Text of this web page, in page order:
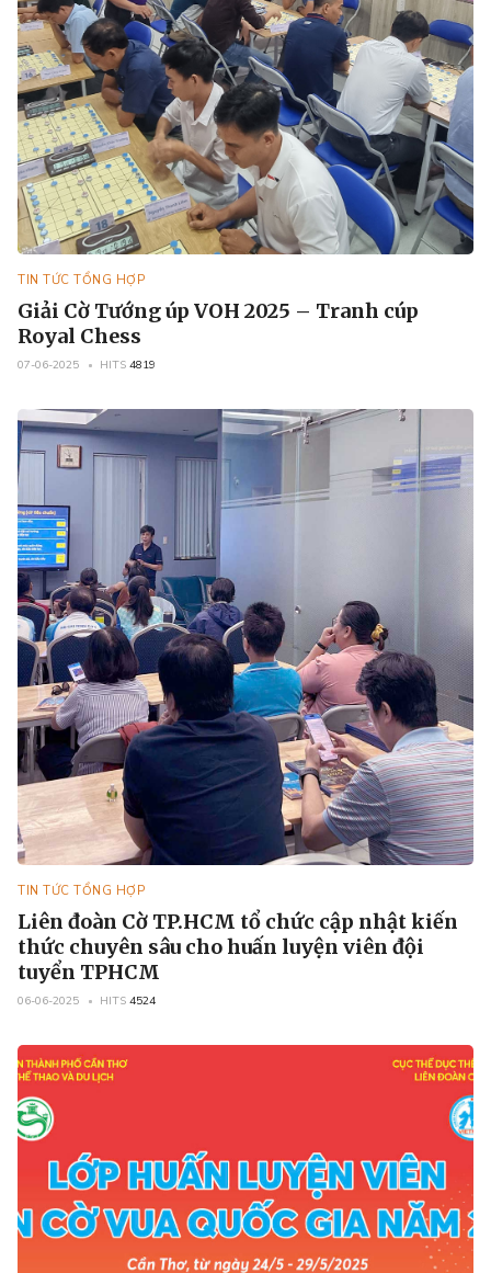
TIN TỨC TỔNG HỢP
Giải Cờ Tướng úp VOH 2025 – Tranh cúp
Royal Chess
07-06-2025 HITS 4819
TIN TỨC TỔNG HỢP
Liên đoàn Cờ TP.HCM tổ chức cập nhật kiến
thức chuyên sâu cho huấn luyện viên đội
tuyển TPHCM
06-06-2025 HITS 4524